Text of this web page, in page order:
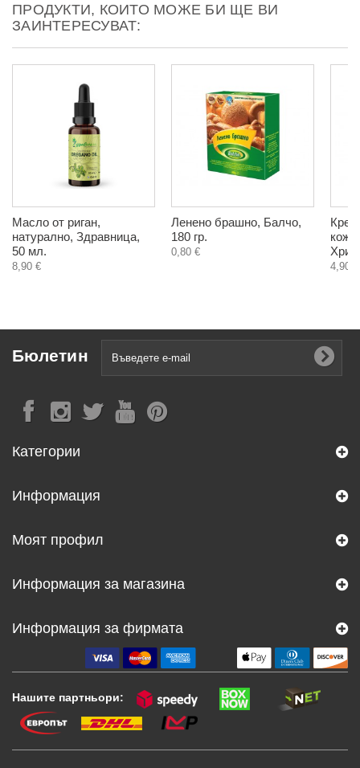
ПРОДУКТИ, КОИТО МОЖЕ БИ ЩЕ ВИ
ЗАИНТЕРЕСУВАТ:
Масло от риган,
натурално, Здравница,
50 мл.
8,90 €
Ленено брашно, Балчо,
180 гр.
0,80 €
Крем
4,90 €
Бюлетин
Категории
Информация
Моят профил
Информация за магазина
Информация за фирмата
Нашите партньори: